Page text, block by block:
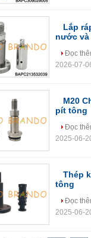
Lắp
nước và
Đọc
2026-07-
M20
pít tông
Đọc
2025-06-
Thép
tông
Đọc
2025-06-